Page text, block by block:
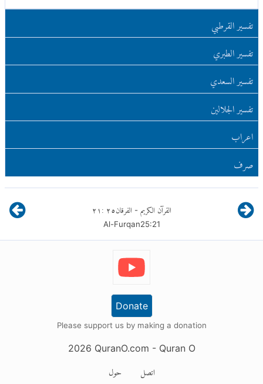
تفسير القرطبي
تفسير الطبري
تفسير السعدي
تفسير الجلالين
اعراب
صرف
القرآن الكريم - الفرقان٢٥:٢١
Al-Furqan25:21
Donate
Please support us by making a donation
2026 QuranO.com - Quran O
حول اتصل